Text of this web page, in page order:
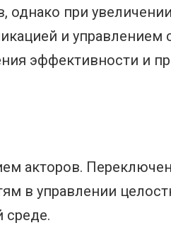
однако при
и управлением
эффективности и
акторов.
в управлении
среде.